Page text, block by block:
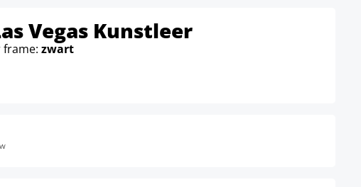
Vegas Kunstleer
frame: zwart